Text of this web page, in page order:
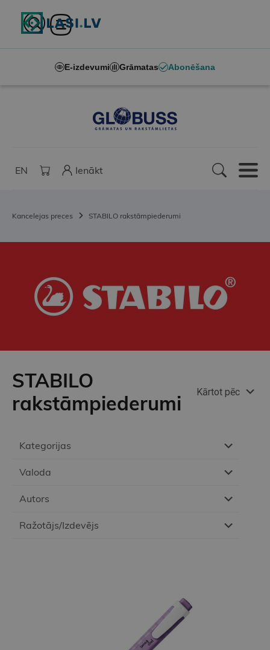
E-izdevumi Grāmatas Abonēšana
EN Ienākt
Kancelejas preces STABILO rakstāmpiederumi
Kategorijas
Valoda
Autors
Ražotājs/Izdevējs
STABILO
rakstāmpiederumi
Kārtot pēc